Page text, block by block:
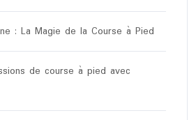
: La Magie de la Course à Pied
de course à pied avec